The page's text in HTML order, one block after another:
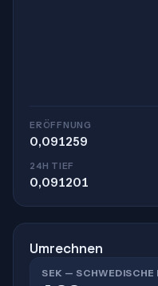
ERÖFFNUNG
0,091259
24H TIEF
0,091201
Umrechnen
SEK — SCHWEDISCHE